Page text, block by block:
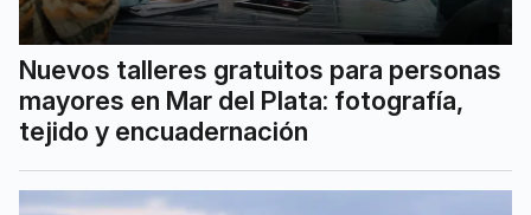
Nuevos talleres gratuitos para personas
mayores en Mar del Plata: fotografía,
tejido y encuadernación